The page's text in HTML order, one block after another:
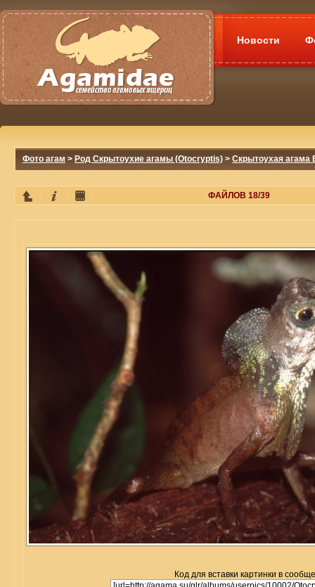
Новости
Фото агам > Род Скрытоухие агамы (Otocryptis) > Скрытоухая агама
ФАЙЛОВ 18/39
Код для вставки картинки в